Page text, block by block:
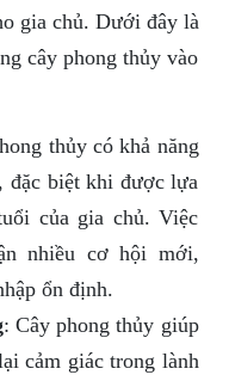
gia chủ. Dưới đây là
cây phong thủy vào
thủy có khả năng
đặc biệt khi được lựa
của gia chủ. Việc
nhiều cơ hội mới,
ổn định.
: Cây phong thủy giúp
cảm giác trong lành